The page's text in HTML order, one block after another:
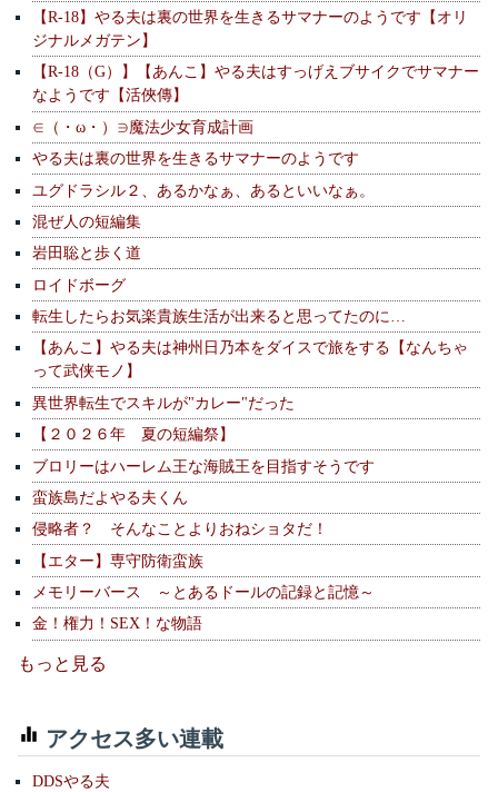
【R-18】やる夫は裏の世界を生きるサマナーのようです【オリ
ジナルメガテン】
【R-18（G）】【あんこ】やる夫はすっげえブサイクでサマナー
なようです【活俠傳】
∈（・ω・）∋魔法少女育成計画
やる夫は裏の世界を生きるサマナーのようです
ユグドラシル２、あるかなぁ、あるといいなぁ。
混ぜ人の短編集
岩田聡と歩く道
ロイドボーグ
転生したらお気楽貴族生活が出来ると思ってたのに…
【あんこ】やる夫は神州日乃本をダイスで旅をする【なんちゃ
って武侠モノ】
異世界転生でスキルが"カレー"だった
【２０２６年 夏の短編祭】
ブロリーはハーレム王な海賊王を目指すそうです
蛮族島だよやる夫くん
侵略者？ そんなことよりおねショタだ！
【エター】専守防衛蛮族
メモリーバース ～とあるドールの記録と記憶～
金！権力！SEX！な物語
もっと見る
アクセス多い連載
DDSやる夫